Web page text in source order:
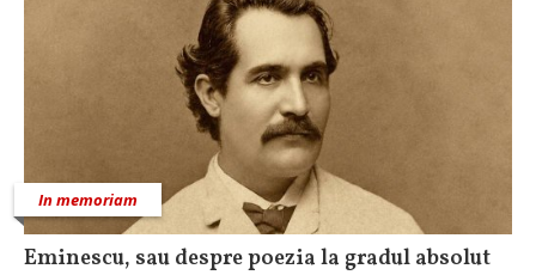
In memoriam
Eminescu, sau despre poezia la gradul absolut